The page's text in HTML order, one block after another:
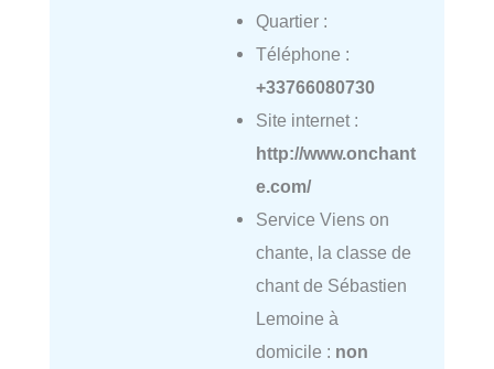
Quartier :
Téléphone :
+33766080730
Site internet :
http://www.onchant
e.com/
Service Viens on
chante, la classe de
chant de Sébastien
Lemoine à
domicile : non